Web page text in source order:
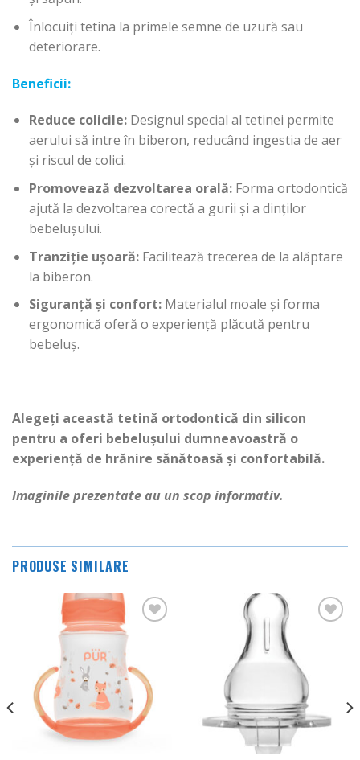
Înlocuiți tetina la primele semne de uzură sau
deteriorare.
Beneficii:
Reduce colicile:Designul special al tetinei permite
aerului să intre în biberon, reducând ingestia de aer
și riscul de colici.
Promovează dezvoltarea orală:Forma ortodontică
ajută la dezvoltarea corectă a gurii și a dinților
bebelușului.
Tranziție ușoară:Facilitează trecerea de la alăptare
la biberon.
Siguranță și confort:Materialul moale și forma
ergonomică oferă o experiență plăcută pentru
bebeluș.
Alegeți această tetină ortodontică din silicon
pentru a oferi bebelușului dumneavoastră o
experiență de hrănire sănătoasă și confortabilă.
Imaginile prezentate au un scop informativ.
PRODUSE SIMILARE